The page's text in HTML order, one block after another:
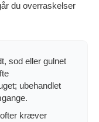
du overraskelser
sod eller gulnet
ubehandlet
kræver